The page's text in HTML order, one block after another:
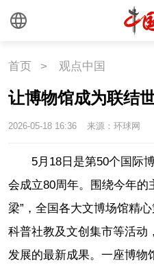
首页 > 观点中国
让博物馆成为联结
2026-05-18 16:36 来源：环球网
5月18日是第50个国际
会成立80周年。围绕今年的
梁”，全国各大文博场馆精
科普社教及文创集市等活动
发展的最新成果。一座博物